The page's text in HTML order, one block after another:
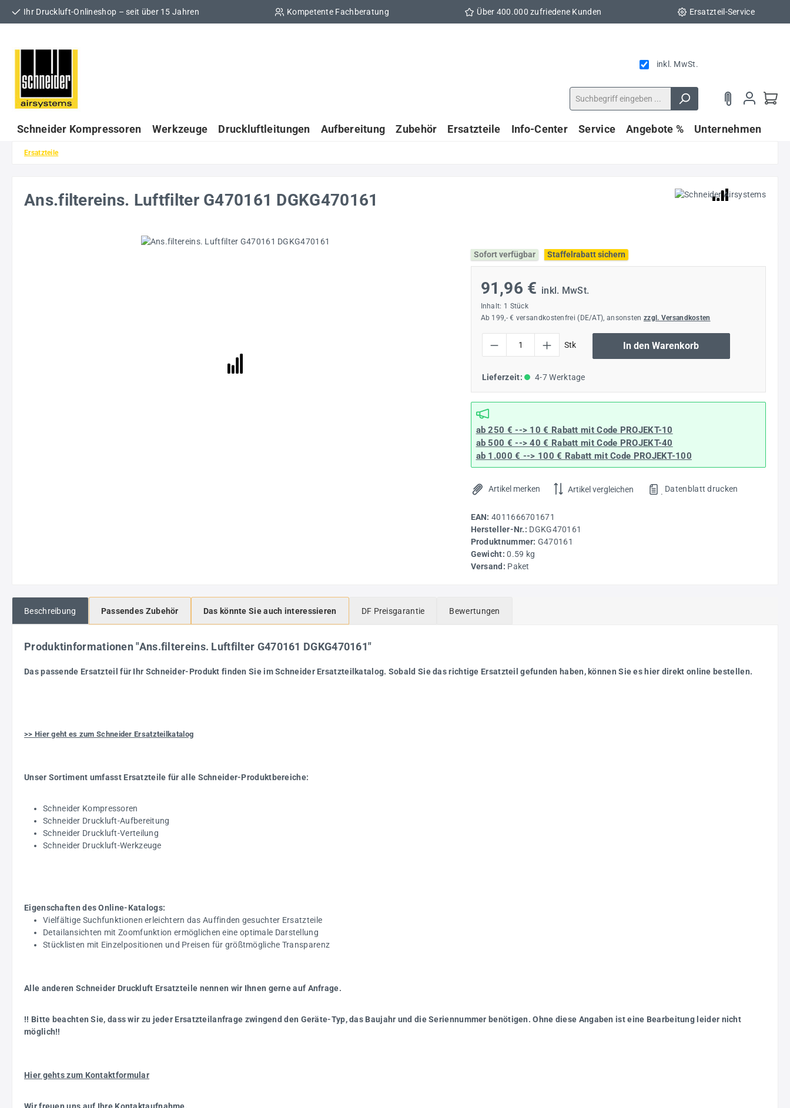
Hauptinhalt springen
Zur Suche springen
Zur Hauptnavigation springen
Ihr Druckluft-Onlineshop – seit über 15 Jahren Kompetente Fachberatung Über 400.000 zufriedene Kunden Ersatzteil-Service
inkl. MwSt.
Schneider Kompressoren Werkzeuge Druckluftleitungen Aufbereitung Zubehör Ersatzteile Info-Center Service Angebote % Unternehmen
Ersatzteile
Ans.filtereins. Luftfilter G470161 DGKG470161
Sofort verfügbar
Staffelrabatt sichern
91,96 € inkl. MwSt.
Inhalt: 1 Stück
Ab 199,- € versandkostenfrei (DE/AT), ansonsten zzgl. Versandkosten
Stk In den Warenkorb
Lieferzeit: 4-7 Werktage
ab 250 € --> 10 € Rabatt mit Code PROJEKT-10
ab 500 € --> 40 € Rabattmit Code PROJEKT-40
ab 1.000 € --> 100 € Rabatt mit Code PROJEKT-100
Artikel merken Artikel vergleichen . Datenblatt drucken
EAN: 4011666701671
Hersteller-Nr.: DGKG470161
Produktnummer: G470161
Gewicht:0.59 kg
Versand: Paket
Beschreibung Passendes Zubehör Das könnte Sie auch interessieren DF Preisgarantie Bewertungen
Produktinformationen "Ans.filtereins. Luftfilter G470161 DGKG470161"
Das passende Ersatzteil für Ihr Schneider-Produkt finden Sie im Schneider Ersatzteilkatalog. Sobald Sie das richtige Ersatzteil gefunden haben, können Sie es hier direkt online bestellen.
>> Hier geht es zum Schneider Ersatzteilkatalog
Unser Sortiment umfasst Ersatzteile für alle Schneider-Produktbereiche:
Schneider Kompressoren
Schneider Druckluft-Aufbereitung
Schneider Druckluft-Verteilung
Schneider Druckluft-Werkzeuge
Eigenschaften des Online-Katalogs:
Vielfältige Suchfunktionen erleichtern das Auffinden gesuchter Ersatzteile
Detailansichten mit Zoomfunktion ermöglichen eine optimale Darstellung
Stücklisten mit Einzelpositionen und Preisen für größtmögliche Transparenz
Alle anderen Schneider Druckluft Ersatzteile nennen wir Ihnen gerne auf Anfrage.
!! Bitte beachten Sie, dass wir zu jeder Ersatzteilanfrage zwingend den Geräte-Typ, das Baujahr und die Seriennummer benötigen. Ohne diese Angaben ist eine Bearbeitung leider nicht
möglich!!
Hier gehts zum Kontaktformular